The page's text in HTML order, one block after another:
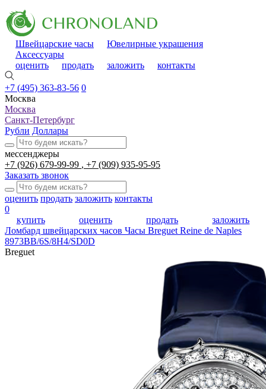
Швейцарские часы
Ювелирные украшения
Аксессуары
оценить
продать заложить контакты
+7 (495) 363-83-56 0
Москва
Москва
Санкт-Петербург
Рубли Доллары
мессенджеры
+7 (926) 679-99-99
+7 (909) 935-95-95
Заказать звонок
оценить продать заложить контакты
0
купить
оценить продать
заложить
Ломбард швейцарских часов Часы Breguet Reine de Naples
8973BB/6S/8H4/SD0D
Breguet